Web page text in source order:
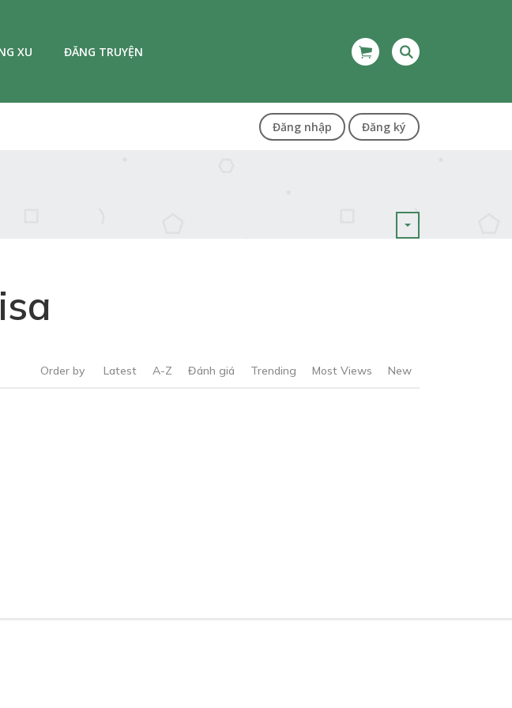
XU ĐĂNG TRUYỆN
Đăng nhập Đăng ký
Order by Latest A-Z Đánh giá Trending Most Views New